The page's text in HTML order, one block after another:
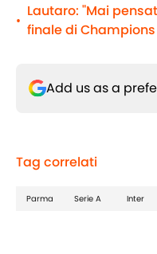
•
Lautaro: "Mai
finale di
Add us as a
Tag correlati
Parma Serie A Inter